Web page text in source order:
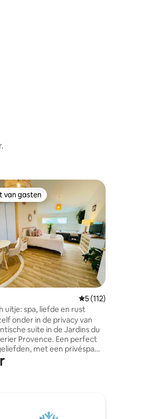
4,97 uit 5, 118 recensies
van gasten
van gasten
Gemiddelde
5 (112)
uitje: spa, liefde en rust
onder in de privacy van
suite in de Jardins du
Provence. Een perfect
met een privéspa
momenten. Deze
biedt een gastvrije